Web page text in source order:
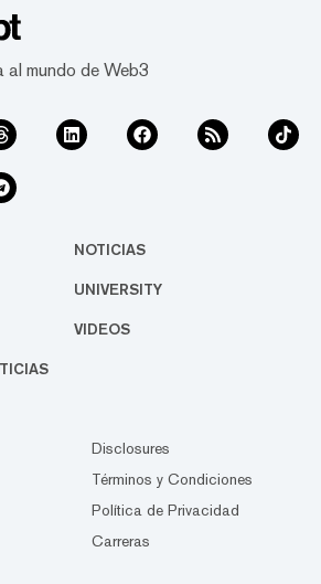
al mundo de Web3
NOTICIAS
UNIVERSITY
VIDEOS
Disclosures
Términos y Condiciones
Política de Privacidad
Carreras